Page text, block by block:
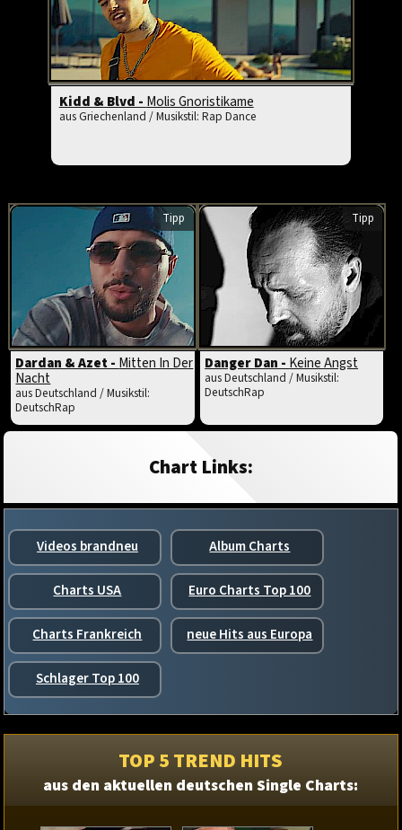
Kidd & Blvd - Molis Gnoristikame
aus Griechenland / Musikstil: Rap Dance
Tipp
Dardan & Azet -Mitten In Der
Nacht
aus Deutschland / Musikstil:
DeutschRap
Tipp
Danger Dan -Keine Angst
aus Deutschland / Musikstil:
DeutschRap
Chart Links:
Videos brandneu Album Charts
Charts USA Euro Charts Top 100
Charts Frankreich neue Hits aus Europa
Schlager Top 100
TOP 5 TREND HITS
aus den aktuellen deutschen Single Charts: